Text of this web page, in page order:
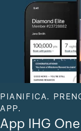
PIANIFICA.
APP.
App IHG